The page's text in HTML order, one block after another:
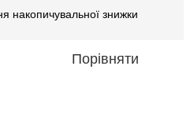
накопичувальної знижки
Порівняти